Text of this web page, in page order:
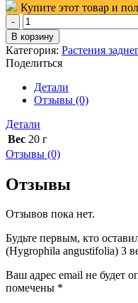
Купите этот товар и
Количество
товара
Гигрофила
иволистная
(Hygrophila
angustifolia)
3
веточки
В корзину
Категория: Растения
Поделиться
Детали
Отзывы (0)
Детали
Вес 20 г
Отзывы (0)
Отзывы
Отзывов пока нет.
Будьте первым, кто
(Hygrophila angustifolia) 3
Ваш адрес email не будет
помечены *